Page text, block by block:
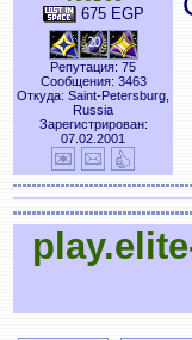
675 EGP
Репутация: 75
Сообщения: 3463
Откуда: Saint-Petersburg,
Russia
Зарегистрирован:
07.02.2001